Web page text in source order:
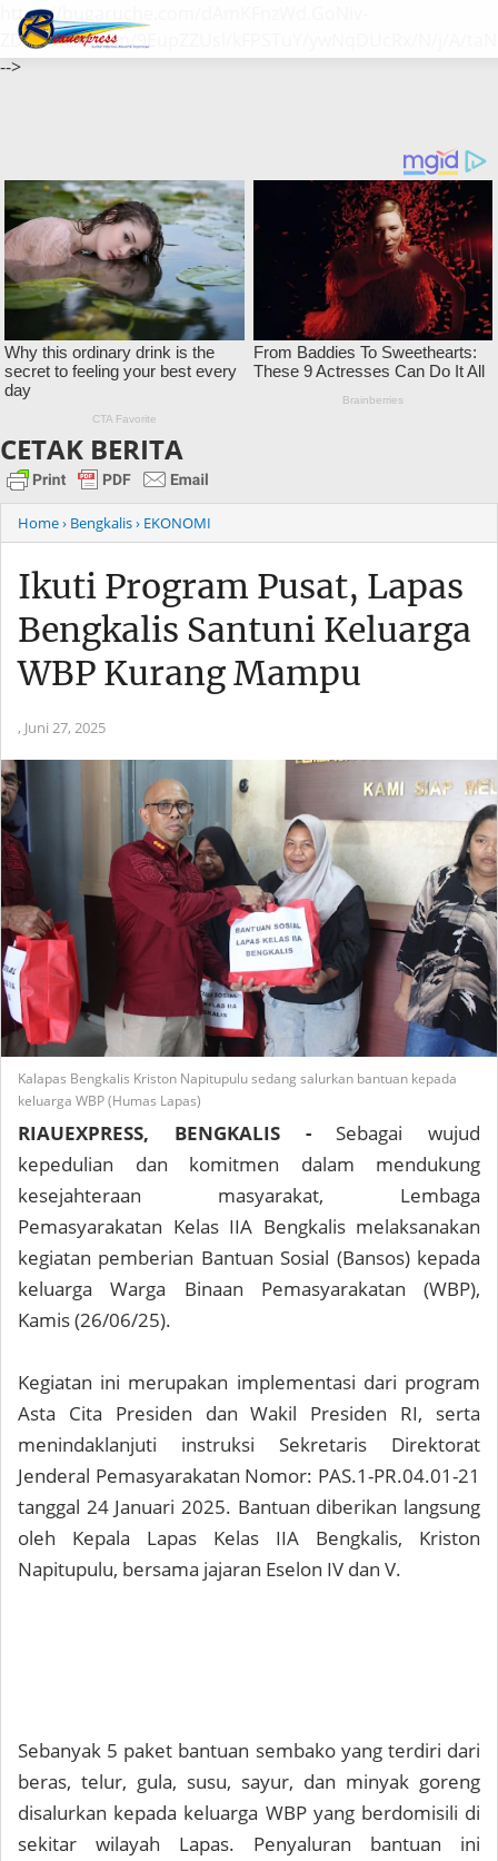
https://bugaruche.com/dAmKFnzWd.GoNiv-
ZDGvUM/DeFm/9EupZZUsl/kFPSTuY/ywNqDUcRx/N/j/A/
-->
CETAK BERITA
Home› Bengkalis› EKONOMI
Ikuti Program Pusat, Lapas
Bengkalis Santuni Keluarga
WBP Kurang Mampu
, Juni 27, 2025
Kalapas Bengkalis Kriston Napitupulu sedang salurkan bantuan kepada
keluarga WBP (Humas Lapas)
RIAUEXPRESS, BENGKALIS - Sebagai wujud
kepedulian dan komitmen dalam mendukung
kesejahteraan masyarakat, Lembaga
Pemasyarakatan Kelas IIA Bengkalis melaksanakan
kegiatan pemberian Bantuan Sosial (Bansos) kepada
keluarga Warga Binaan Pemasyarakatan (WBP),
Kamis (26/06/25).
Kegiatan ini merupakan implementasi dari program
Asta Cita Presiden dan Wakil Presiden RI, serta
menindaklanjuti instruksi Sekretaris Direktorat
Jenderal Pemasyarakatan Nomor: PAS.1-PR.04.01-21
tanggal 24 Januari 2025. Bantuan diberikan langsung
oleh Kepala Lapas Kelas IIA Bengkalis, Kriston
Napitupulu, bersama jajaran Eselon IV dan V.
Sebanyak 5 paket bantuan sembako yang terdiri dari
beras, telur, gula, susu, sayur, dan minyak goreng
disalurkan kepada keluarga WBP yang berdomisili di
sekitar wilayah Lapas. Penyaluran bantuan ini